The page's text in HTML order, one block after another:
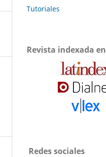
Tutoriales
Revista indexada en
Redes sociales